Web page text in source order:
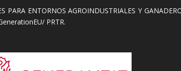
PARA ENTORNOS AGROINDUSTRIALES Y
PRTR.